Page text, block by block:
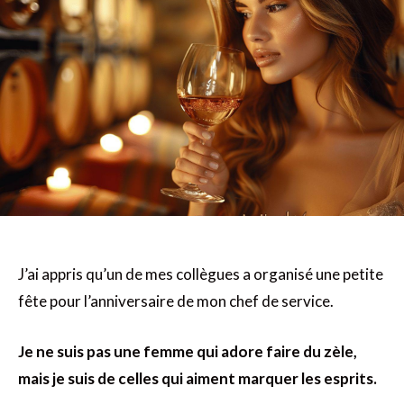
J’ai appris qu’un de mes collègues a organisé une petite
fête pour l’anniversaire de mon chef de service.
Je ne suis pas une femme qui adore faire du zèle,
mais je suis de celles qui aiment marquer les esprits.